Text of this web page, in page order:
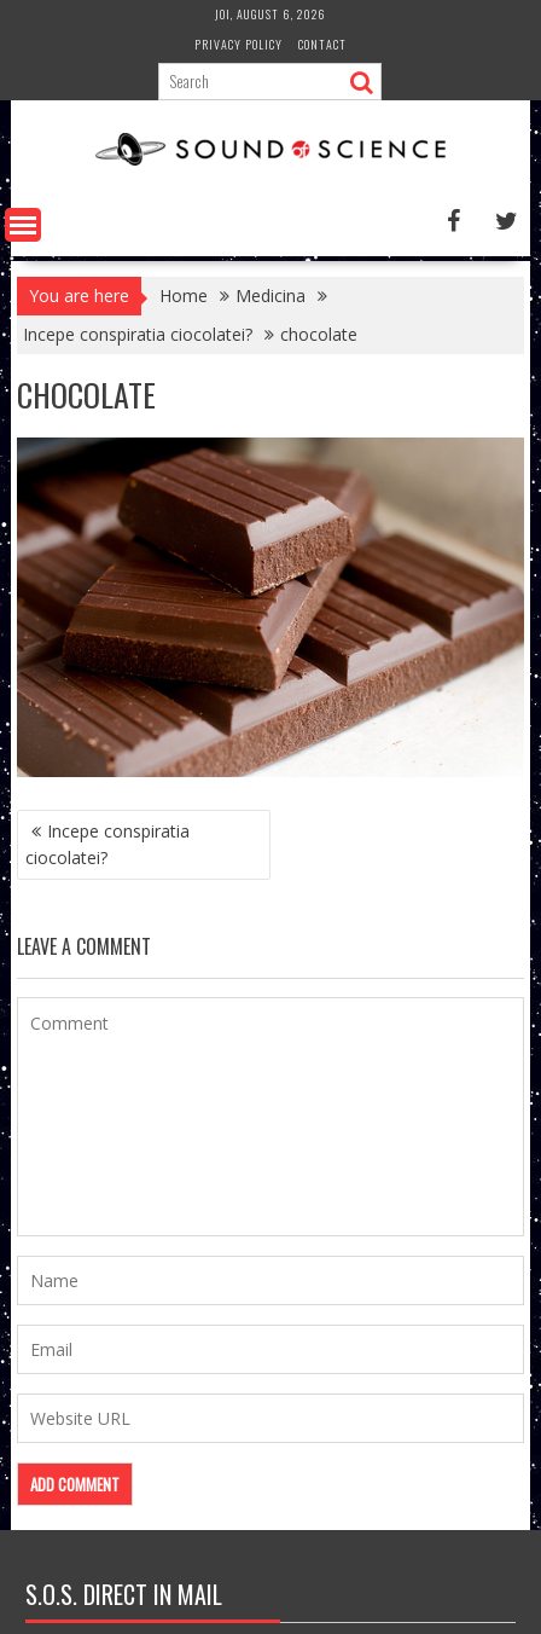
JOI, AUGUST 6, 2026
PRIVACY POLICY
CONTACT
You are here Home
Medicina
Incepe conspiratia ciocolatei?
chocolate
CHOCOLATE
NAVIGARE
ÎN
ARTICOLE
Incepe conspiratia
ciocolatei?
LEAVE A COMMENT
S.O.S. DIRECT IN MAIL